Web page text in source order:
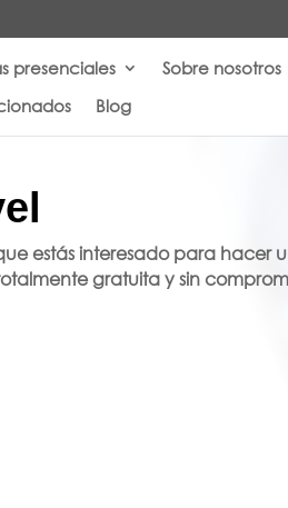
presenciales Sobre nosotros
Blog
estás interesado para hacer
gratuita y sin